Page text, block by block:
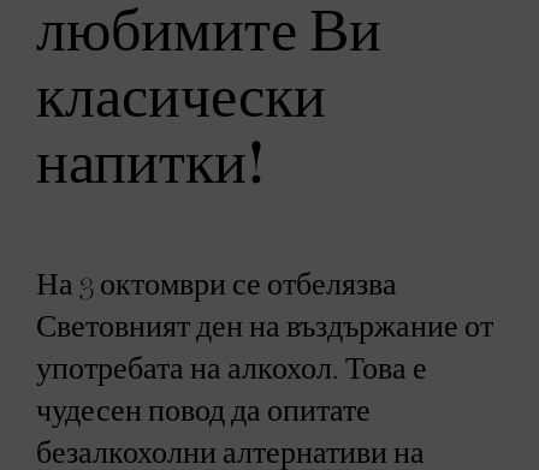
любимите Ви
класически
напитки!
На 3 октомври се отбелязва
Световният ден на въздържание от
употребата на алкохол. Това е
чудесен повод да опитате
безалкохолни алтернативи на